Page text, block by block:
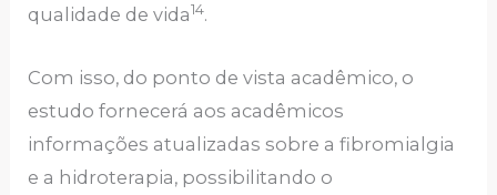
qualidade de vida14.
Com isso, do ponto de vista acadêmico, o
estudo fornecerá aos acadêmicos
informações atualizadas sobre a fibromialgia
e a hidroterapia, possibilitando o